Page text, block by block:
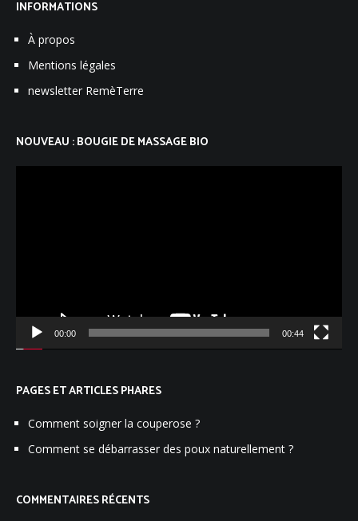
INFORMATIONS
À propos
Mentions légales
newsletter RemèTerre
NOUVEAU : BOUGIE DE MASSAGE BIO
00:00 00:44
PAGES ET ARTICLES PHARES
Comment soigner la couperose ?
Comment se débarrasser des poux naturellement ?
COMMENTAIRES RÉCENTS